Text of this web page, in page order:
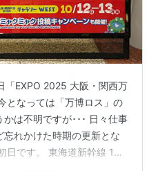
「EXPO 2025 大阪・関西万
となっては「万博ロス」の
は不明ですが･･･ 日々仕事
れかけた時期の更新とな
日です。 東海道新幹線 13